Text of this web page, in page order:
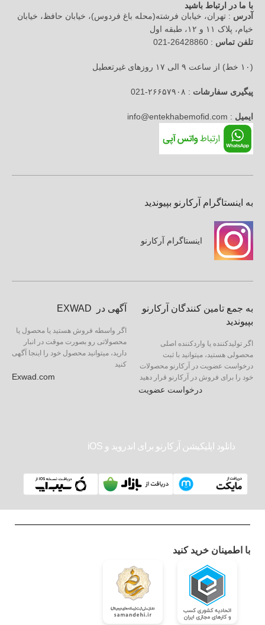
با ما در ارتباط باشید
آدرس : تهران، خیابان فرشته(محله باغ فردوس)، خیابان حافظ، خیابان
خیام، پلاک ۱۱ و ۱۲، طبقه اول
تلفن تماس : 26428860-021
(۱۰ خط) از ساعت ۹ الی ۱۷ روزهای غیرتعطیل
پیگیری سفارشات : ۲۶۶۵۷۹۰۸-021
ایمیل : info@entekhabemofid.com
به اینستاگرام آرکارنو بپیوندید
اینستاگرام آرکارنو
به جمع تامین کنندگان آرکارنو
بپیوندید
اگر تولیدکننده یا واردکننده اصلی
محصولی هستید، میتوانید با ثبت
درخواست عضویت در آرکارنو محصولات
خود را برای فروش در آرکارنو قرار دهید
درخواست عضویت
آگهی در EXWAD
اگر واسطه فروش هستید یا محصول یا
محصولاتی رو بصورت موقت در انبار
دارید، میتوانید محصول خود را اینجا آگهی
کنید
Exwad.com
دانلود اپلیکیشن آرکارنو برای اندروید و iOS
با اطمینان خرید کنید